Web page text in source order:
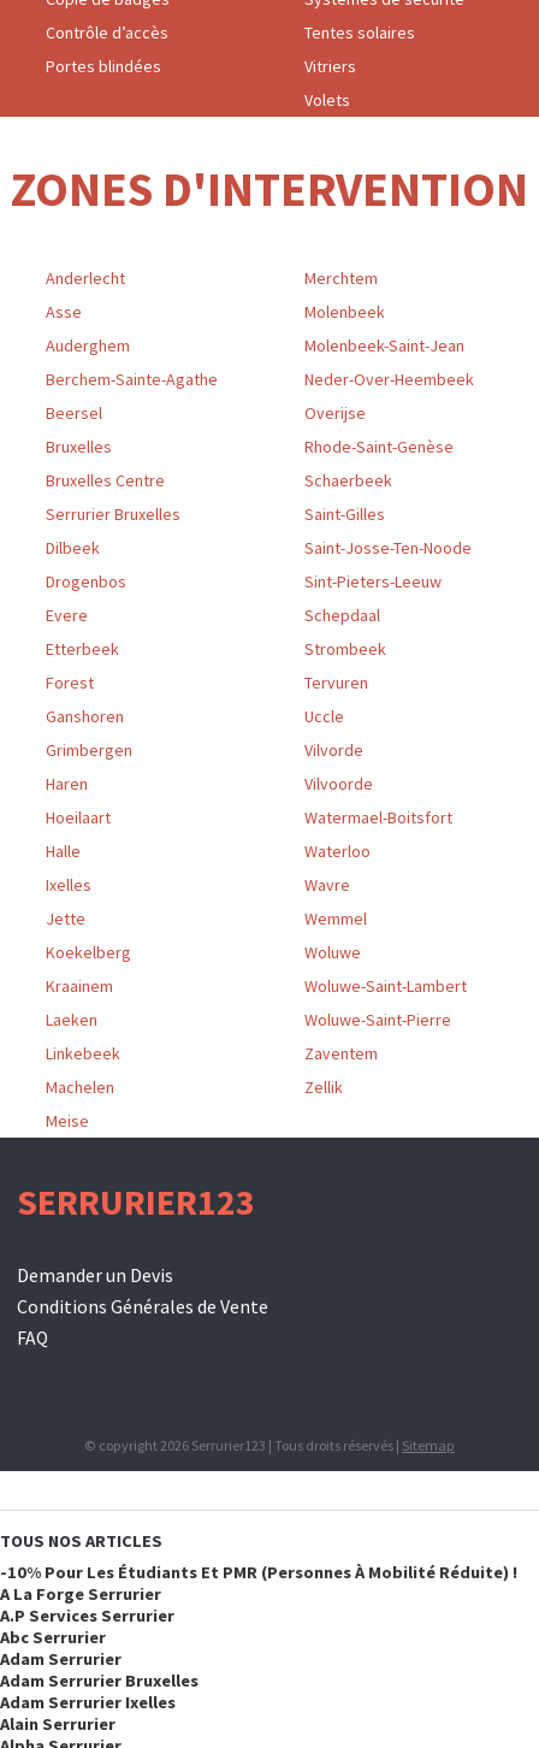
Contrôle d’accès
Portes blindées
Tentes solaires
Vitriers
Volets
ZONES D'INTERVENTION
Anderlecht
Asse
Auderghem
Berchem-Sainte-Agathe
Beersel
Bruxelles
Bruxelles Centre
Serrurier Bruxelles
Dilbeek
Drogenbos
Evere
Etterbeek
Forest
Ganshoren
Grimbergen
Haren
Hoeilaart
Halle
Ixelles
Jette
Koekelberg
Kraainem
Laeken
Linkebeek
Machelen
Meise
Merchtem
Molenbeek
Molenbeek-Saint-Jean
Neder-Over-Heembeek
Overijse
Rhode-Saint-Genèse
Schaerbeek
Saint-Gilles
Saint-Josse-Ten-Noode
Sint-Pieters-Leeuw
Schepdaal
Strombeek
Tervuren
Uccle
Vilvorde
Vilvoorde
Watermael-Boitsfort
Waterloo
Wavre
Wemmel
Woluwe
Woluwe-Saint-Lambert
Woluwe-Saint-Pierre
Zaventem
Zellik
SERRURIER123
Demander un Devis
Conditions Générales de Vente
FAQ
© copyright 2026 Serrurier123 | Tous droits réservés | Sitemap
TOUS NOS ARTICLES
-10% Pour Les Étudiants Et PMR (personnes À Mobilité Réduite) !
A La Forge Serrurier
A.p Services Serrurier
Abc Serrurier
Adam Serrurier
Adam Serrurier Bruxelles
Adam Serrurier Ixelles
Alain Serrurier